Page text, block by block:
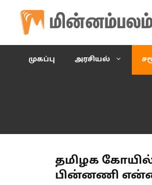
content
முகப்பு அரசியல்
தமிழக
பின்னணி